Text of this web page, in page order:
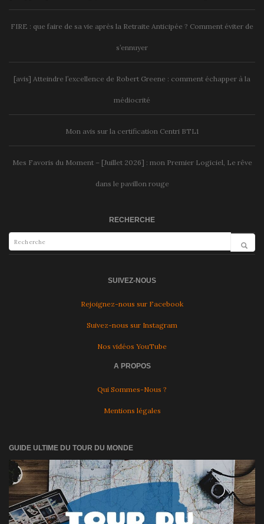
FIRE : que faire de sa vie après la Retraite Anticipée ? Comment éviter de
s’ennuyer
[avis] Atteindre l’excellence de Robert Greene : comment échapper à la
médiocrité
Mon avis sur la certification Centri BTL1
Mes Favoris du Moment – [Juillet 2026] : mon Premier Logiciel, Le rêve
dans le pavillon rouge
RECHERCHE
SUIVEZ-NOUS
Rejoignez-nous sur Facebook
Suivez-nous sur Instagram
Nos vidéos YouTube
A PROPOS
Qui Sommes-Nous ?
Mentions légales
GUIDE ULTIME DU TOUR DU MONDE